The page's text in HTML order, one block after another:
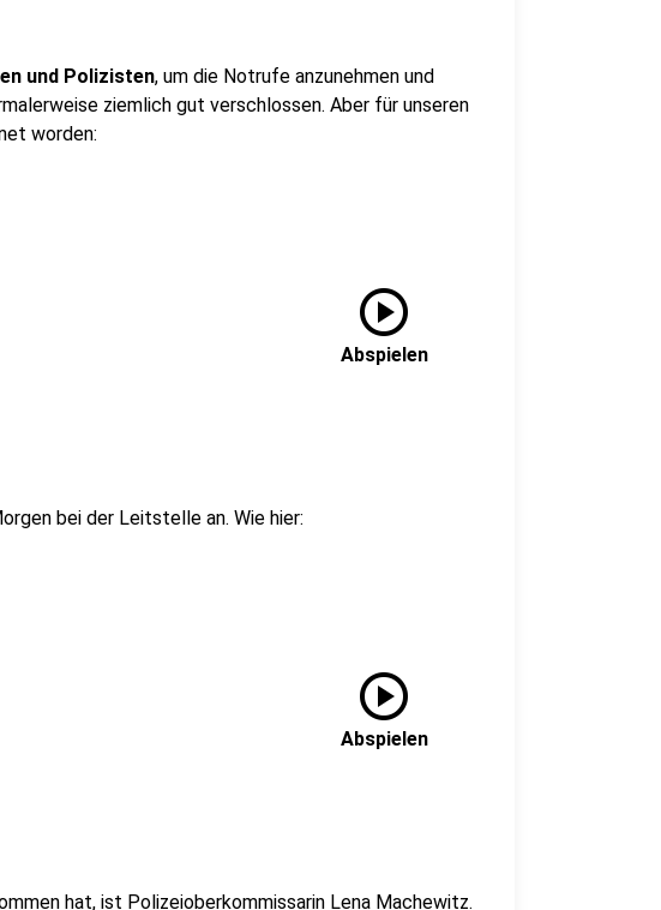
und Polizisten, um die Notrufe anzunehmen und
ziemlich gut verschlossen. Aber für unseren
worden:
play_circle
Abspielen
bei der Leitstelle an. Wie hier:
play_circle
Abspielen
hat, ist Polizeioberkommissarin Lena Machewitz.